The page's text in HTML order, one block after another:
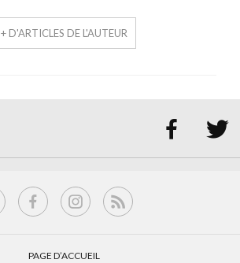
+ D'ARTICLES DE L'AUTEUR
 
PAGE D’ACCUEIL